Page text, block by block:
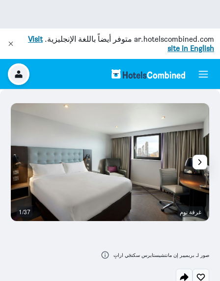
ar.hotelscombined.com متوفر أيضاً باللغة الإنجليزية.Visit
site in English
غرفة نوم 1/37
صور لـ بريميير إن مانتشيستايرس سكتجٓي اراتٕ